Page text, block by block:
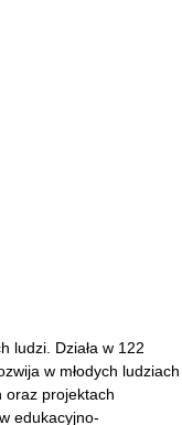
ludzi. Działa w 122
w młodych ludziach
oraz projektach
edukacyjno-